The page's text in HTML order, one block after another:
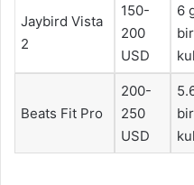
Jaybird Vista
2
150-
200
USD
6
bir
Beats Fit Pro
200-
250
USD
bir